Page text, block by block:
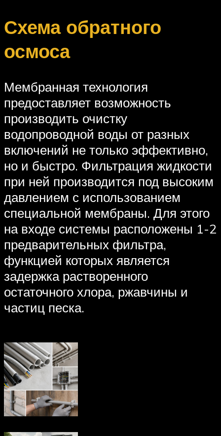
Схема обратного
осмоса
Мембранная технология
предоставляет возможность
производить очистку
водопроводной воды от разных
включений не только эффективно,
но и быстро. Фильтрация жидкости
при ней производится под высоким
давлением с использованием
специальной мембраны. Для этого
на входе системы расположены 1-2
предварительных фильтра,
функцией которых является
задержка растворенного
остаточного хлора, ржавчины и
частиц песка.